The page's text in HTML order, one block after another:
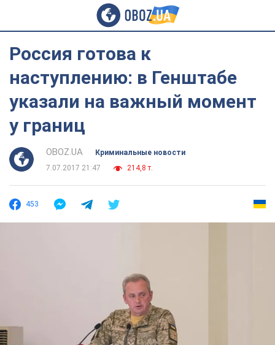
Россия готова к
наступлению: в Генштабе
указали на важный момент
у границ
OBOZ.UA
Криминальные новости
7.07.2017 21:47
214,8 т.
453